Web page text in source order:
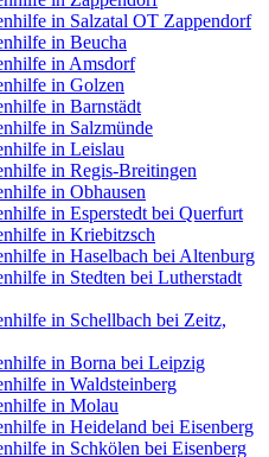
in Salzatal OT Zappendorf
in Beucha
in Amsdorf
in Golzen
in Barnstädt
in Salzmünde
in Leislau
in Regis-Breitingen
in Obhausen
in Esperstedt bei Querfurt
in Kriebitzsch
in Haselbach bei Altenburg
in Stedten bei Lutherstadt
in Schellbach bei Zeitz,
in Borna bei Leipzig
in Waldsteinberg
in Molau
in Heideland bei Eisenberg
in Schkölen bei Eisenberg